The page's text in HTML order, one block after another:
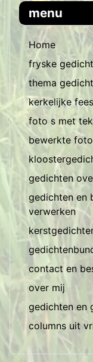
menu
Home
fryske
thema
kerkelijke
foto s met
bewerkte
gedichten
gedichten en
verwerken
contact en
over mij
gedichten en
columns uit